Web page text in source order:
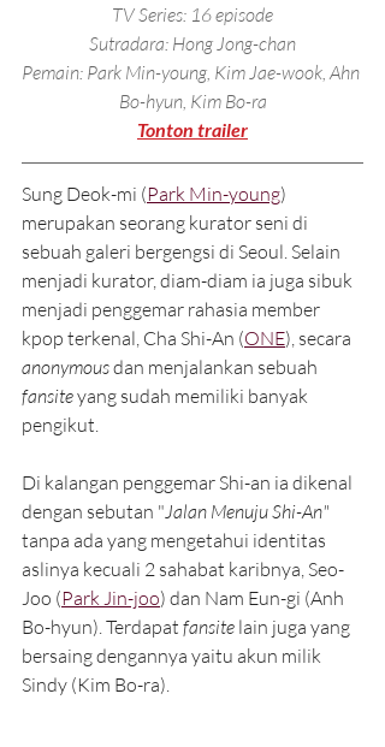
TV Series: 16 episode
Sutradara: Hong Jong-chan
Pemain: Park Min-young, Kim Jae-wook, Ahn
Bo-hyun, Kim Bo-ra
Tonton trailer
Sung Deok-mi (Park Min-young)
merupakan seorang kurator seni di
sebuah galeri bergengsi di Seoul. Selain
menjadi kurator, diam-diam ia juga sibuk
menjadi penggemar rahasia member
kpop terkenal, Cha Shi-An (ONE), secara
anonymous dan menjalankan sebuah
fansite yang sudah memiliki banyak
pengikut.
Di kalangan penggemar Shi-an ia dikenal
dengan sebutan "Jalan Menuju Shi-An"
tanpa ada yang mengetahui identitas
aslinya kecuali 2 sahabat karibnya, Seo-
Joo (Park Jin-joo) dan Nam Eun-gi (Anh
Bo-hyun). Terdapat fansite lain juga yang
bersaing dengannya yaitu akun milik
Sindy (Kim Bo-ra).